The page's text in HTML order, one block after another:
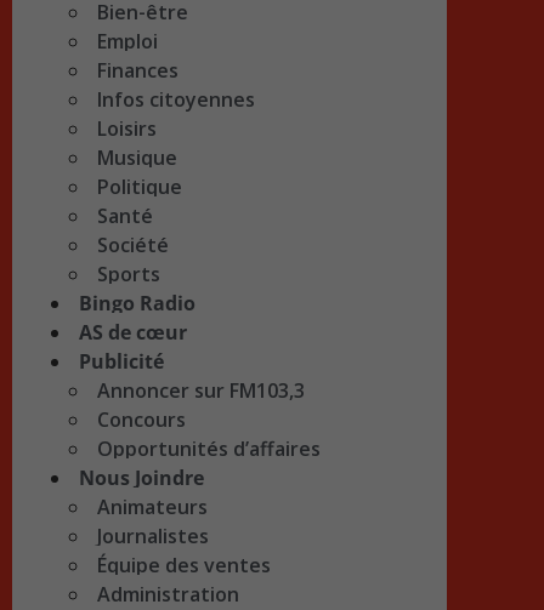
Bien-être
Emploi
Finances
Infos citoyennes
Loisirs
Musique
Politique
Santé
Société
Sports
Bingo Radio
AS de cœur
Publicité
Annoncer sur FM103,3
Concours
Opportunités d’affaires
Nous Joindre
Animateurs
Journalistes
Équipe des ventes
Administration